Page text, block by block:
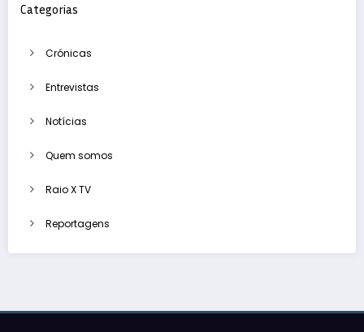
Categorias
Crónicas
Entrevistas
Notícias
Quem somos
Raio X TV
Reportagens